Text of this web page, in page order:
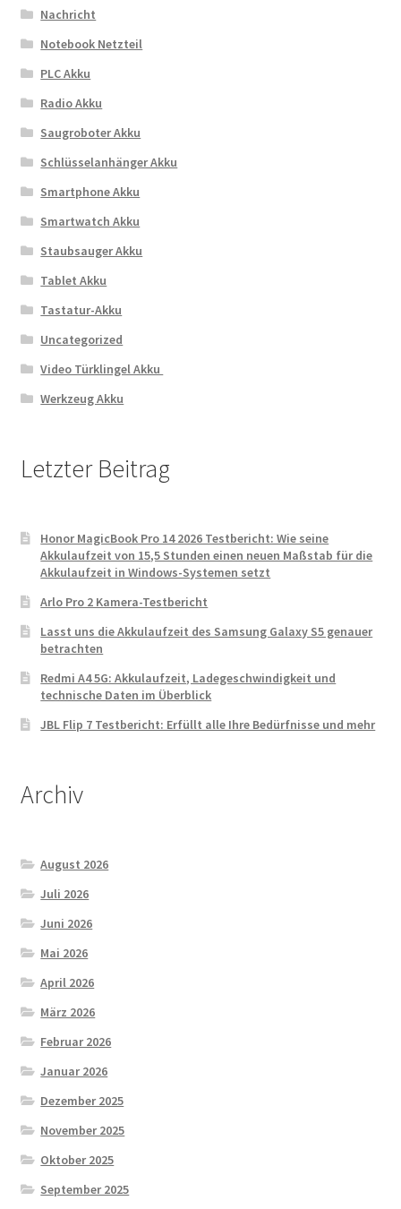
Nachricht
Notebook Netzteil
PLC Akku
Radio Akku
Saugroboter Akku
Schlüsselanhänger Akku
Smartphone Akku
Smartwatch Akku
Staubsauger Akku
Tablet Akku
Tastatur-Akku
Uncategorized
Video Türklingel Akku
Werkzeug Akku
Letzter Beitrag
Honor MagicBook Pro 14 2026 Testbericht: Wie seine
Akkulaufzeit von 15,5 Stunden einen neuen Maßstab für die
Akkulaufzeit in Windows-Systemen setzt
Arlo Pro 2 Kamera-Testbericht
Lasst uns die Akkulaufzeit des Samsung Galaxy S5 genauer
betrachten
Redmi A4 5G: Akkulaufzeit, Ladegeschwindigkeit und
technische Daten im Überblick
JBL Flip 7 Testbericht: Erfüllt alle Ihre Bedürfnisse und mehr
Archiv
August 2026
Juli 2026
Juni 2026
Mai 2026
April 2026
März 2026
Februar 2026
Januar 2026
Dezember 2025
November 2025
Oktober 2025
September 2025